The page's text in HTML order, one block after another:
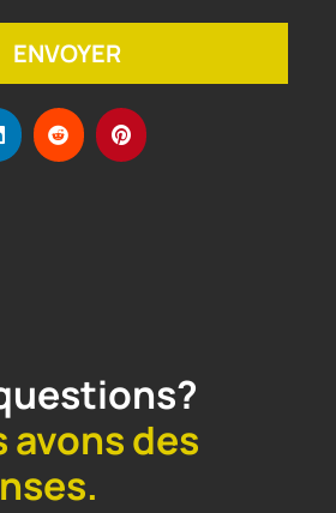
ENVOYER
avons des